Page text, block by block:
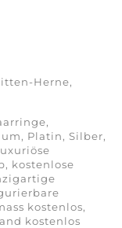
Herne,
Platin, Silber,
kostenlose
kostenlos,
kostenlos